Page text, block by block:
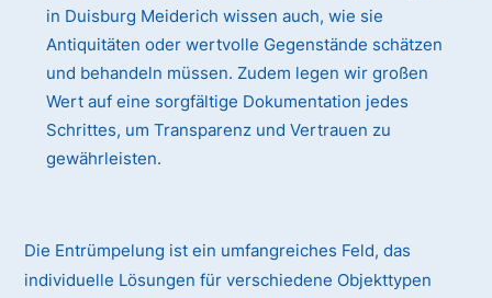
in Duisburg Meiderich wissen auch, wie sie
Antiquitäten oder wertvolle Gegenstände schätzen
und behandeln müssen. Zudem legen wir großen
Wert auf eine sorgfältige Dokumentation jedes
Schrittes, um Transparenz und Vertrauen zu
gewährleisten.
Die Entrümpelung ist ein umfangreiches Feld, das
individuelle Lösungen für verschiedene Objekttypen